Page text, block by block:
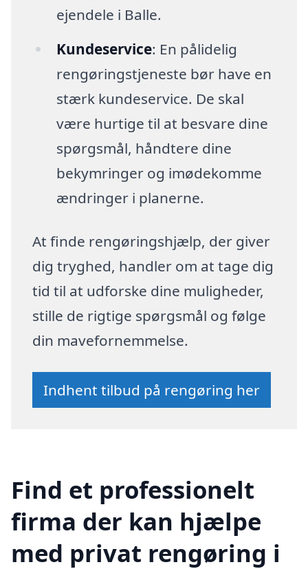
ejendele i Balle.
Kundeservice: En pålidelig
rengøringstjeneste bør have en
stærk kundeservice. De skal
være hurtige til at besvare dine
spørgsmål, håndtere dine
bekymringer og imødekomme
ændringer i planerne.
At finde rengøringshjælp, der giver
dig tryghed, handler om at tage dig
tid til at udforske dine muligheder,
stille de rigtige spørgsmål og følge
din mavefornemmelse.
Indhent tilbud på rengøring her
Find et professionelt
firma der kan hjælpe
med privat rengøring i